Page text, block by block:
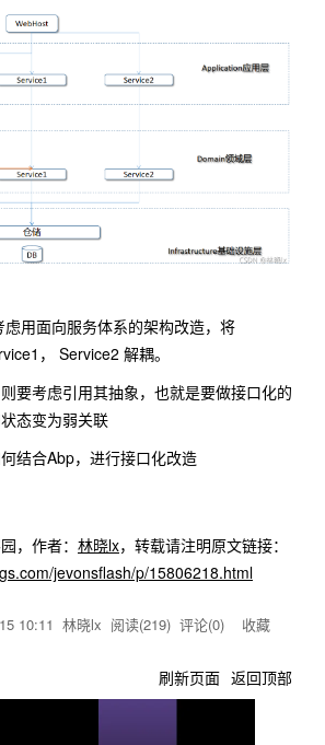
用面向服务体系的架构改造，将
， Service2 解耦。
要考虑引用其抽象，也就是要做接口化的
态变为弱关联
结合Abp，进行接口化改造
，作者： 林晓lx，转载请注明原文链接：
jevonsflash/p/15806218.html
10:11 林晓lx 阅读(219) 评论(0) 收藏
刷新页面 返回顶部